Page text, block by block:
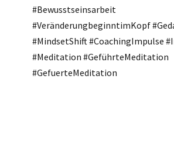
#Bewusstseinsarbeit
#VeränderungbeginntimKopf
#MindsetShift #CoachingImpulse
#Meditation #GeführteMeditation
#GefuerteMeditation